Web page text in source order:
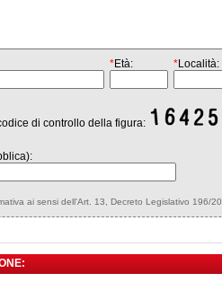
*Età: *Località:
di controllo della figura:
ai sensi dell'Art. 13, Decreto Legislativo 196/